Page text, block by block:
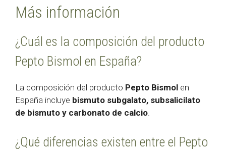
Más información
¿Cuál es la composición del producto
Pepto Bismol en España?
La composición del producto Pepto Bismol en
España incluye bismuto subgalato, subsalicilato
de bismuto y carbonato de calcio.
¿Qué diferencias existen entre el Pepto